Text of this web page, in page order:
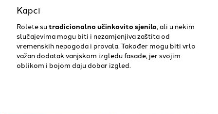
Kapci
Rolete sutradicionalno učinkovito sjenilo, ali u nekim
slučajevima mogu biti i nezamjenjiva zaštita od
vremenskih nepogoda i provala. Također mogu biti vrlo
važan dodatak vanjskom izgledu fasade, jer svojim
oblikom i bojom daju dobar izgled.